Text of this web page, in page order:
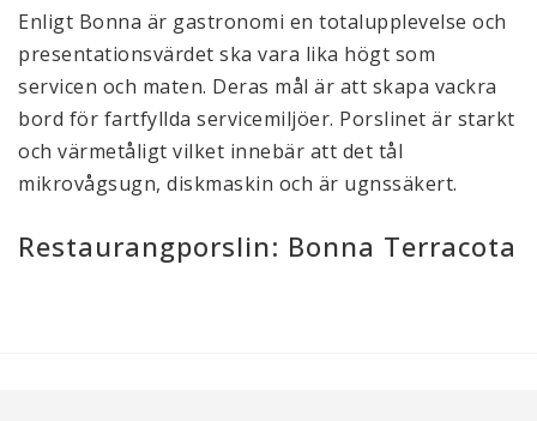
Enligt Bonna är gastronomi en totalupplevelse och
presentationsvärdet ska vara lika högt som
servicen och maten. Deras mål är att skapa vackra
bord för fartfyllda servicemiljöer. Porslinet är starkt
och värmetåligt vilket innebär att det tål
mikrovågsugn, diskmaskin och är ugnssäkert.
Restaurangporslin: Bonna Terracota